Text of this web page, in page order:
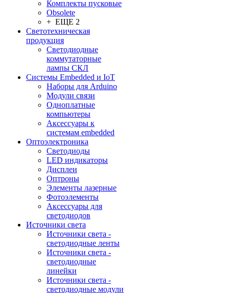
Комплекты пусковые
Obsolete
+ ЕЩЕ 2
Светотехническая
продукция
Светодиодные
коммутаторные
лампы СКЛ
Системы Embedded и IoT
Наборы для Arduino
Модули связи
Одноплатные
компьютеры
Аксессуары к
системам embedded
Oптоэлектроника
Светодиоды
LED индикаторы
Дисплеи
Оптроны
Элементы лазерные
Фотоэлементы
Аксессуары для
светодиодов
Источники света
Источники света -
светодиодные ленты
Источники света -
светодиодные
линейки
Источники света -
светодиодные модули